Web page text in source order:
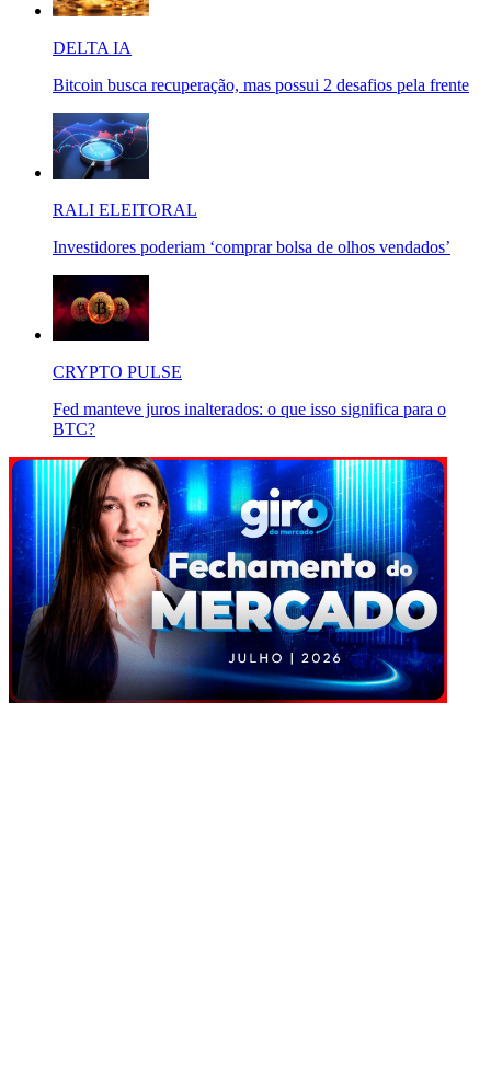
DELTA IA
Bitcoin busca recuperação, mas possui 2 desafios pela frente
RALI ELEITORAL
Investidores poderiam ‘comprar bolsa de olhos vendados’
CRYPTO PULSE
Fed manteve juros inalterados: o que isso significa para o
BTC?